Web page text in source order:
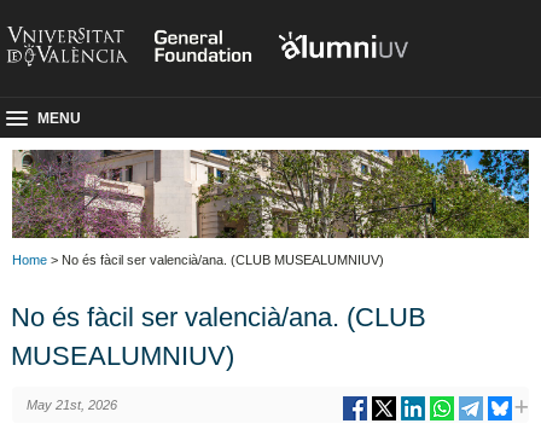
MENU
Home > No és fàcil ser valencià/ana. (CLUB MUSEALUMNIUV)
No és fàcil ser valencià/ana. (CLUB
MUSEALUMNIUV)
May 21st, 2026